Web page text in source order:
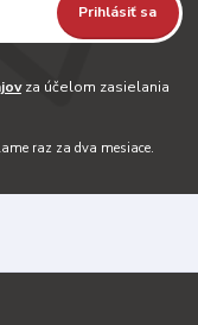
Prihlásiť sa
za účelom zasielania
raz za dva mesiace.